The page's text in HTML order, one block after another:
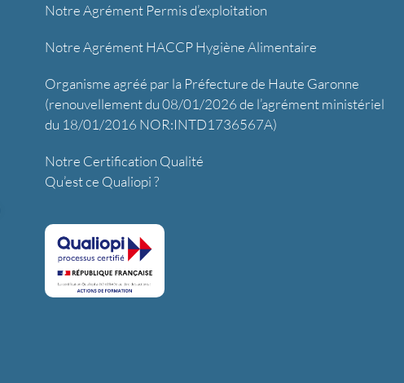
Notre Agrément Permis d’exploitation
Notre Agrément HACCP Hygiène Alimentaire
Organisme agréé par la Préfecture de Haute Garonne
(renouvellement du 08/01/2026 de l’agrément ministériel
du 18/01/2016 NOR:INTD1736567A)
Notre Certification Qualité
Qu’est ce Qualiopi ?